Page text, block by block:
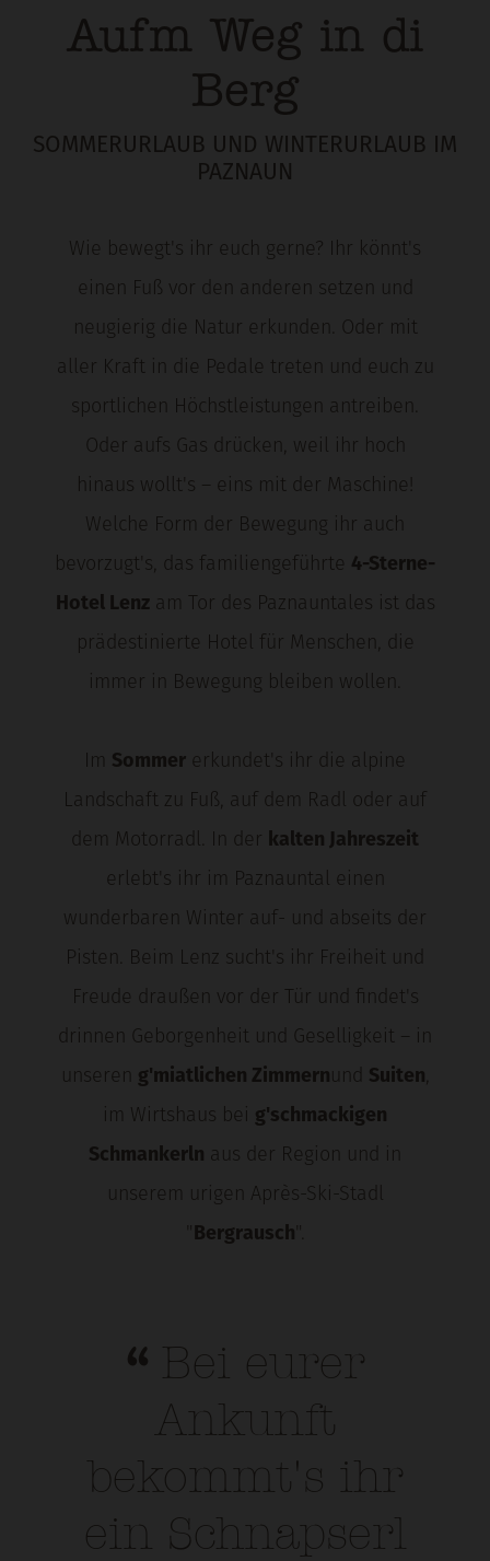
Aufm Weg in di
Berg
SOMMERURLAUB UND WINTERURLAUB IM
PAZNAUN
Wie bewegt's ihr euch gerne? Ihr könnt's
einen Fuß vor den anderen setzen und
neugierig die Natur erkunden. Oder mit
aller Kraft in die Pedale treten und euch zu
sportlichen Höchstleistungen antreiben.
Oder aufs Gas drücken, weil ihr hoch
hinaus wollt's – eins mit der Maschine!
Welche Form der Bewegung ihr auch
bevorzugt's, das familiengeführte 4-Sterne-
Hotel Lenzam Tor des Paznauntales ist das
prädestinierte Hotel für Menschen, die
immer in Bewegung bleiben wollen.
Im Sommer erkundet's ihr die alpine
Landschaft zu Fuß, auf dem Radl oder auf
dem Motorradl. In der kalten Jahreszeit
erlebt's ihr im Paznauntal einen
wunderbaren Winter auf- und abseits der
Pisten. Beim Lenz sucht's ihr Freiheit und
Freude draußen vor der Tür und findet's
drinnen Geborgenheit und Geselligkeit – in
unseren g'miatlichen Zimmernund Suiten,
im Wirtshaus bei g'schmackigen
Schmankerln aus der Region und in
unserem urigen Après-Ski-Stadl
Bergrausch
Bei eurer
Ankunft
bekommt's ihr
ein Schnapserl